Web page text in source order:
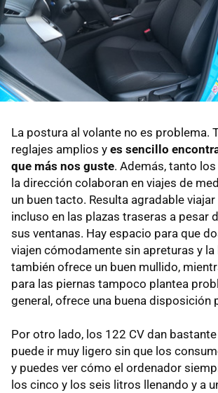
La postura al volante no es problema.
reglajes amplios y es sencillo
que más nos guste. Además, tanto
la dirección colaboran en viajes de
un buen tacto. Resulta agradable viajar
incluso en las plazas traseras a pesar
sus ventanas. Hay espacio para que
viajen cómodamente sin apreturas y la
también ofrece un buen mullido,
para las piernas tampoco plantea
general, ofrece una buena disposición
Por otro lado, los 122 CV dan
puede ir muy ligero sin que los
y puedes ver cómo el ordenador
los cinco y los seis litros llenando y a